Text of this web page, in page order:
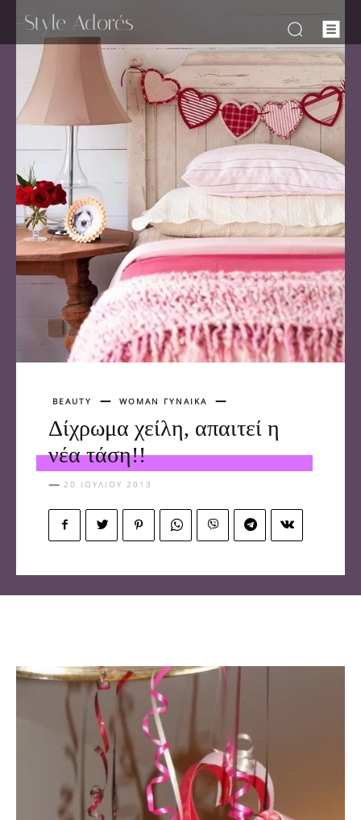
-Style Adorés
BEAUTY WOMAN ΓΥΝΑΙΚΑ
Δίχρωμα χείλη, απαιτεί η
νέα τάση!!
20 ΙΟΥΛΊΟΥ 2013